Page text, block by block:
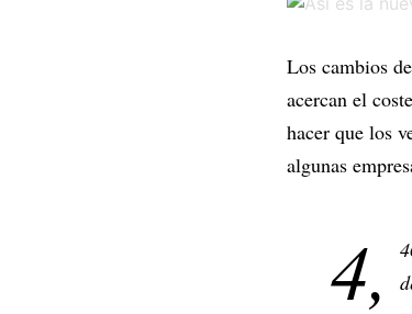
Los cambios
acercan el
hacer que los
algunas
4,